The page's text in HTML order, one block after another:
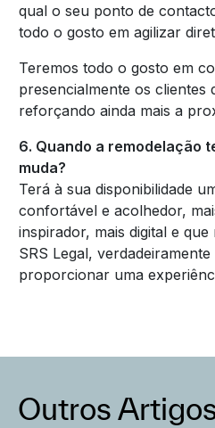
qual o seu ponto de
todo o gosto em agilizar
Teremos todo o gosto em
presencialmente os clientes
reforçando ainda mais a
6. Quando a remodelação
muda?
Terá à sua disponibilidade
confortável e acolhedor,
inspirador, mais digital e
SRS Legal,
proporcionar uma
Outros